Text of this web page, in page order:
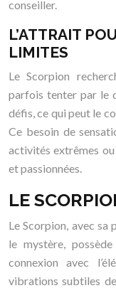
conseiller.
L’ATTRAIT
LIMITES
Le Scorpion
parfois tenter par le
défis, ce qui peut le
Ce besoin de
activités extrêmes ou
et passionnées.
LE
Le Scorpion, avec
le mystère,
connexion avec
vibrations subtiles